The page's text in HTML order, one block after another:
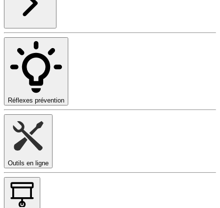
Réflexes prévention
Outils en ligne